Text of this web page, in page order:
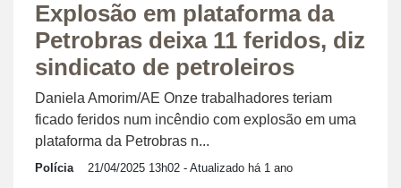
Explosão em plataforma da
Petrobras deixa 11 feridos, diz
sindicato de petroleiros
Daniela Amorim/AE Onze trabalhadores teriam
ficado feridos num incêndio com explosão em uma
plataforma da Petrobras n...
Polícia 21/04/2025 13h02 - Atualizado há 1 ano